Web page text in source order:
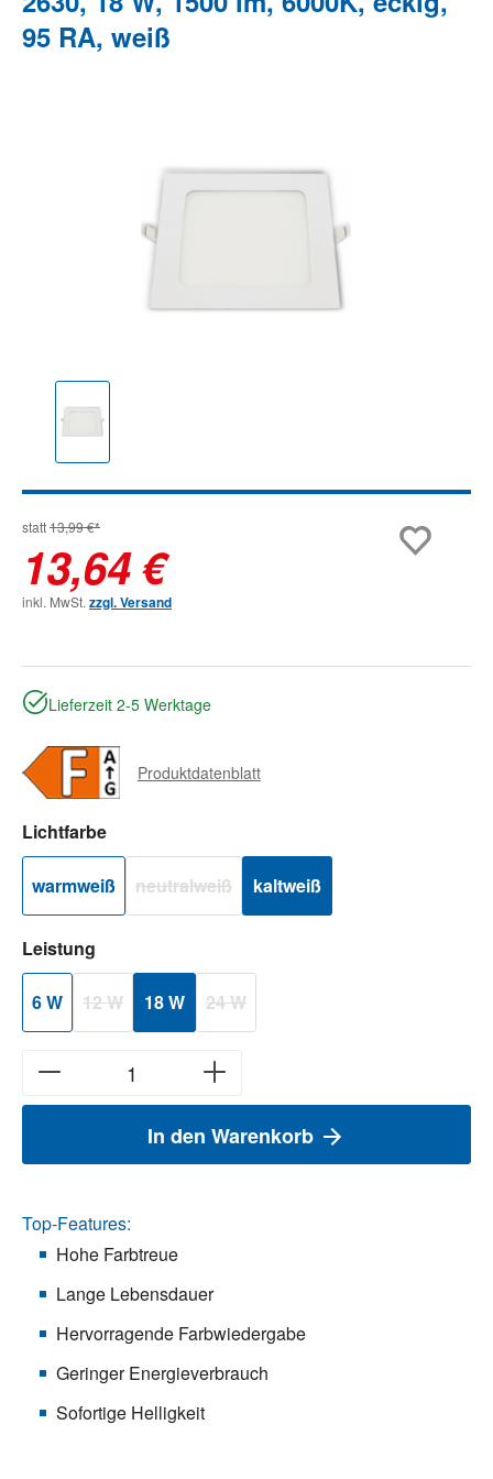
95 RA, weiß
statt13,99 €*
13,64 €
inkl. MwSt. zzgl. Versand
Lieferzeit 2-5 Werktage
Produktdatenblatt
Lichtfarbeauswählen
warmweiß neutralweiß(Diese Option ist zurzeit nicht verfügbar.)
kaltweiß
Leistung
6 W 12 W(Diese Option ist zurzeit nicht verfügbar.)
18 W 24 W(Diese Option ist zurzeit nicht verfügbar.)
In den Warenkorb
Top-Features:
Hohe Farbtreue
Lange Lebensdauer
Hervorragende Farbwiedergabe
Geringer Energieverbrauch
Sofortige Helligkeit